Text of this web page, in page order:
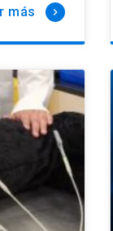
más keyboard_arrow_right